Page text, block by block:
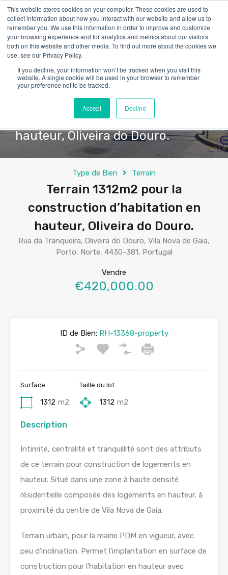
This website stores cookies on your computer. These cookies are used to
collect information about how you interact with our website and allow us to
remember you. We use this information in order to improve and customize
your browsing experience and for analytics and metrics about our visitors
both on this website and other media. To find out more about the cookies we
use, see our Privacy Policy.
If you decline, your information won’t be tracked when you visit this
website. A single cookie will be used in your browser to remember
your preference not to be tracked.
Accept Decline
Terrain 1312m2 pour la
construction d’habitation en
hauteur, Oliveira do Douro.
Type de Bien Terrain
Terrain 1312m2 pour la
construction d’habitation en
hauteur, Oliveira do Douro.
Rua da Tranqueira, Oliveira do Douro, Vila Nova de Gaia,
Porto, Norte, 4430-381, Portugal
Vendre
€420,000.00
ID de Bien:RH-13368-property
Surface
1312 m2
Taille du lot
1312 m2
Description
Intimité, centralité et tranquillité sont des attributs
de ce terrain pour construction de logements en
hauteur. Situé dans une zone à haute densité
résidentielle composée des logements en hauteur, à
proximité du centre de Vila Nova de Gaia.
Terrain urbain, pour la mairie PDM en vigueur, avec
peu d’inclination. Permet l’implantation en surface de
construction pour l’habitation en hauteur avec